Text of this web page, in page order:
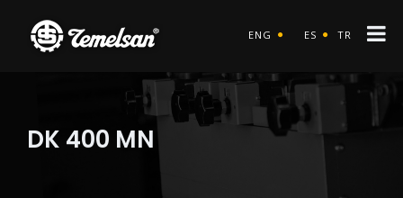
ENG ES TR
DK 400 MN